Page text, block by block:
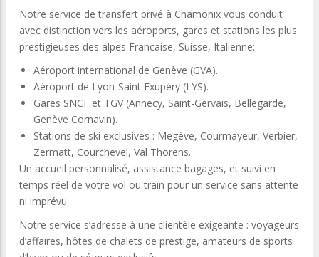
Notre service de transfert privé à Chamonix vous conduit
avec distinction vers les aéroports, gares et stations les plus
prestigieuses des alpes Francaise, Suisse, Italienne:
Aéroport international de Genève (GVA).
Aéroport de Lyon-Saint Exupéry (LYS).
Gares SNCF et TGV (Annecy, Saint-Gervais, Bellegarde,
Genève Cornavin).
Stations de ski exclusives : Megève, Courmayeur, Verbier,
Zermatt, Courchevel, Val Thorens.
Un accueil personnalisé, assistance bagages, et suivi en
temps réel de votre vol ou train pour un service sans attente
ni imprévu.
Notre service s’adresse à une clientèle exigeante : voyageurs
d’affaires, hôtes de chalets de prestige, amateurs de sports